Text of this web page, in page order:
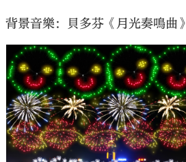
背景音樂：貝多芬《月光奏鳴曲》